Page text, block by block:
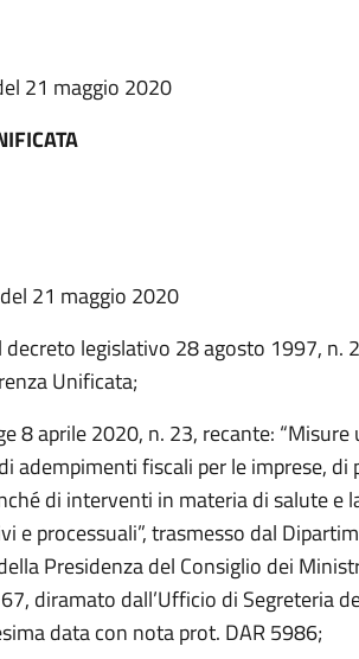
21 maggio 2020
21 maggio 2020
decreto legislativo 28 agosto 1997, n.
Unificata;
8 aprile 2020, n. 23, recante:
adempimenti fiscali per le imprese, di
di interventi in materia di salute e
e processuali”, trasmesso dal
Presidenza del Consiglio dei
diramato dall’Ufficio di Segreteria
data con nota prot. DAR 5986;